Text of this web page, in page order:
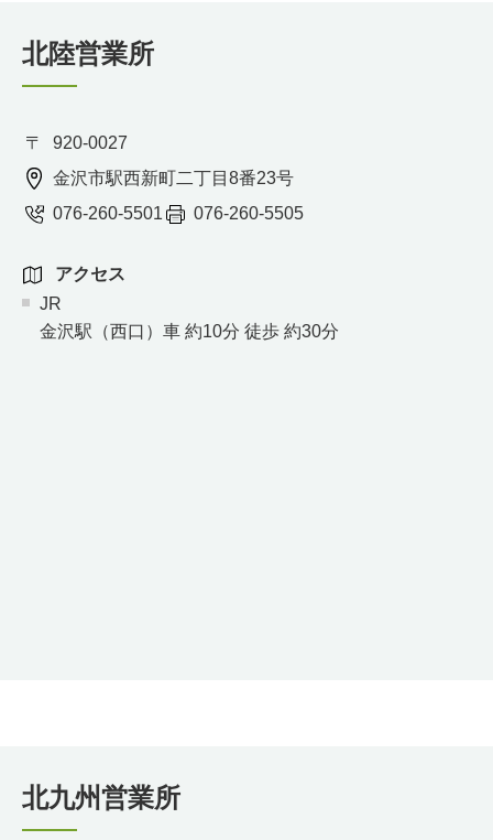
北陸営業所
920-0027
金沢市駅西新町二丁目8番23号
076-260-5501
076-260-5505
アクセス
JR
金沢駅（西口）車 約10分 徒歩 約30分
北九州営業所